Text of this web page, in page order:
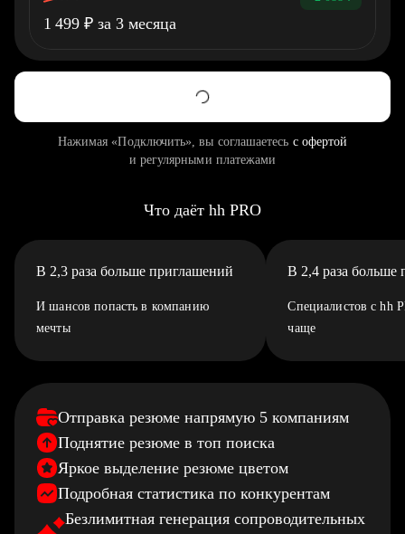
1 499 ₽ за 3 месяца
Нажимая «Подключить», вы соглашаетесь с офертой
и регулярными платежами
Что даёт hh PRO
В 2,3 раза больше приглашений
И шансов попасть в компанию
мечты
В 2,4 раза больше
Специалистов с hh
чаще
Отправка резюме напрямую 5 компаниям
Поднятие резюме в топ поиска
Яркое выделение резюме цветом
Подробная статистика по конкурентам
Безлимитная генерация сопроводительных